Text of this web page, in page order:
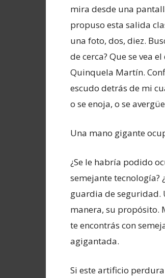
mira desde una
propuso esta salida
una foto, dos, diez.
de cerca? Que se vea
Quinquela Martín.
escudo detrás de mi
o se enoja, o se
Una mano gigante
¿Se le habría podido
semejante tecnología?
guardia de seguridad.
manera, su propósito.
te encontrás con
agigantada.
Si este artificio